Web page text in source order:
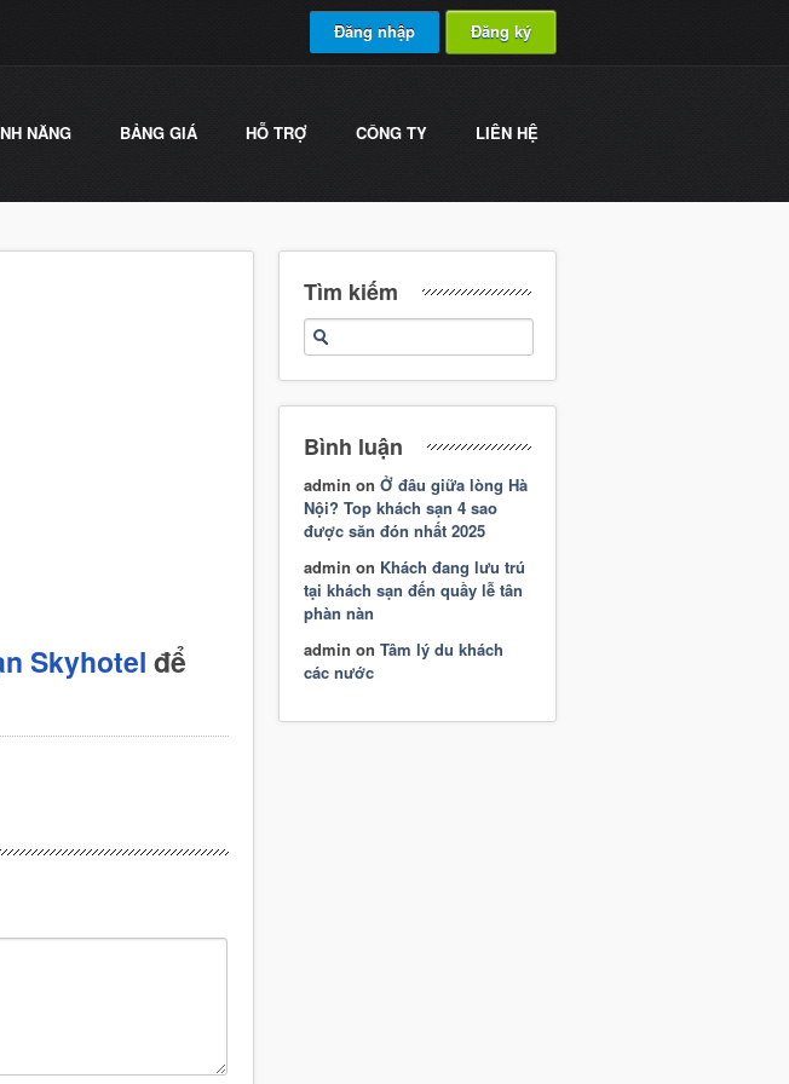
Đăng nhập Đăng ký
NĂNG BẢNG GIÁ HỖ TRỢ CÔNG TY LIÊN HỆ
Skyhotel để
Tìm kiếm
Bình luận
admin on Ở đâu giữa lòng Hà
Nội? Top khách sạn 4 sao
được săn đón nhất 2025
admin on Khách đang lưu trú
tại khách sạn đến quầy lễ tân
phàn nàn
admin on Tâm lý du khách
các nước